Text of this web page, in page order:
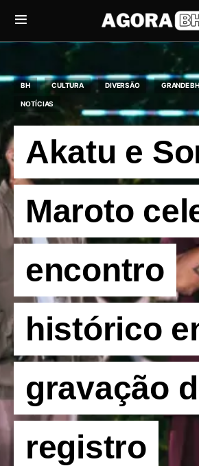
BH CULTURA DIVERSÃO GRANDE BH
NOTÍCIAS
Akatu e
Maroto
encontro
histórico
gravação
registro